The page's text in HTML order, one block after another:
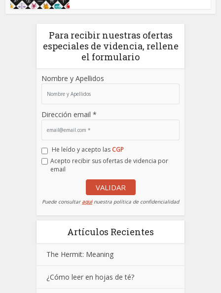
Para recibir nuestras ofertas
especiales de videncia, rellene
el formulario
Nombre y Apellidos
Dirección email *
He leído y acepto las CGP
Acepto recibir sus ofertas de videncia por
email
VALIDAR
Puede consultaraquinuestra política de confidencialidad
Artículos Recientes
The Hermit: Meaning
¿Cómo leer en hojas de té?